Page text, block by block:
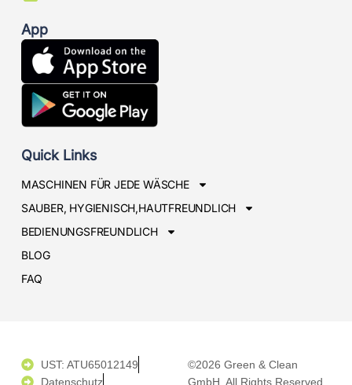
App
Quick Links
MASCHINEN FÜR JEDE WÄSCHE
SAUBER, HYGIENISCH,HAUTFREUNDLICH
BEDIENUNGSFREUNDLICH
BLOG
FAQ
UST: ATU65012149
Datenschutz
©2026 Green & Clean
GmbH. All Rights Reserved.